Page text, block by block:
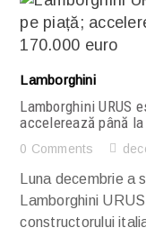
Lamborghini
Lamborghini URUS
accelerează până
0 Comments
Luna decembrie a
Lamborghini
constructorului